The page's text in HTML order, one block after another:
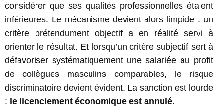
considérer que ses qualités professionnelles étaient
inférieures. Le mécanisme devient alors limpide : un
critère prétendument objectif a en réalité servi à
orienter le résultat. Et lorsqu’un critère subjectif sert à
défavoriser systématiquement une salariée au profit
de collègues masculins comparables, le risque
discriminatoire devient évident. La sanction est lourde
: le licenciement économique est annulé.